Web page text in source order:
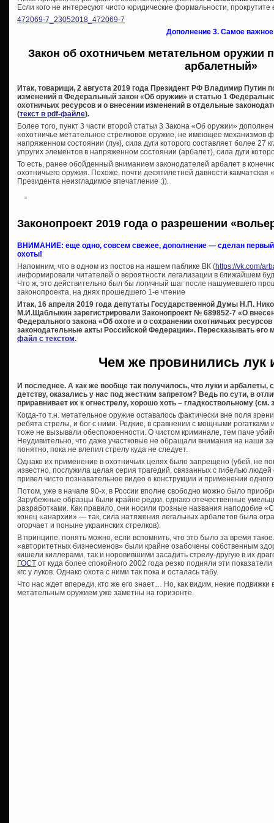
Если кого не интересуют чисто юридические формальности, прокрутите
472069-7_23052018_472069-7
Дополнение 3. Самое
Закон об охотничьем метательном оружии
арбалетный»
Итак, товарищи, 2 августа 2019 года Президент РФ Владимир Путин
изменений в Федеральный закон «Об оружии» и статью 1
охотничьих ресурсов и о внесении изменений в отдельные
(текст в pdf-файле).
Более того, пункт 3 части второй статьи 3 Закона «Об оружии»
«охотничье метательное стрелковое оружие, не имеющее механизмов
напряженном состоянии (лук), сила дуги которого составляет более
упругих элементов в напряженном состоянии (арбалет), сила дуги
То есть, ранее обойденный вниманием законодателей арбалет в
охотничьего оружия. Похоже, почти десятилетней давности камчатская
Президента неизгладимое впечатление :)).
Законопроект 2019 года о разрешении
ВНИМАНИЕ: еще одно, совсем свежее, дополнение — сделан первый
охоты!
Напомним, что в одном из постов на нашем паблике ВК (https://vk.com/
информировали читателей о вероятности легализации в ближайшем
Что ж, это действительно был бы логичный шаг после нашумевшего
законопроекта, на днях прошедшего 1-е чтение
Итак, 16 апреля 2019 года депутаты Государственной Думы Н.П.
М.И.Щаблыкин зарегистрировали Законопроект № 689852-7 «О
Федерального закона «Об охоте и о сохранении охотничьих
законодательные акты Российской Федерации». Пересказывать
файл с текстом.
Чем же провинились лук
И последнее. А как же вообще так получилось, что луки и
детству, оказались у нас под жестким запретом? Ведь по сути, в
приравнивает их к огнестрелу, хорошо хоть – гладкоствольному
Когда-то т.н. метательное оружие оставалось фактически вне поля
ребята стрелы, и бог с ними. Редкие, в сравнении с мощными рогатками
тоже не вызывали обеспокоенности. О чистом криминале, тем паче
Неудивительно, что даже участковые не обращали внимания на наши
понятно, пока не влепил стрелу куда не следует.
Однако их применение в охотничьих целях было запрещено (убей, не
известно, послужила целая серия трагедий, связанных с гибелью
привел чисто познавательное видео о конструкции и применении одного
Потом, уже в начале 90-х, в России вполне свободно можно было
Зарубежные образцы были крайне редки, однако отечественные
разработками. Как правило, они носили грозные названия наподобие
конец «анархии» — так, сила натяжения легальных арбалетов была
огорчает и поныне украинских стрелков).
В принципе, понять можно, если вспомнить, что это было за время
«авторитетных бизнесменов» были крайне озабочены собственным
кишели киллерами, так и норовившими засадить стрелу-другую в их
ГОСТ от куда более спокойного 2002 года резко подняли эти
кгс у луков. Однако охота с ними так пока и осталась табу.
Что нас ждет впереди, кто же его знает… Но, как видим, некие
метательным оружием уже заметны на горизонте.